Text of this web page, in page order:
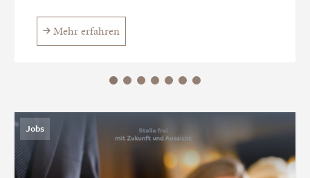
Mehr erfahren
Jobs